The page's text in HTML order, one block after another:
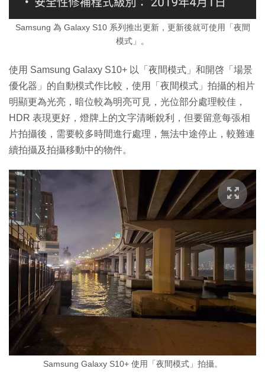
Samsung 為 Galaxy S10 系列推出更新，更新後就可使用「夜間
模式」。
使用 Samsung Galaxy S10+ 以「夜間模式」和開啓「場景
優化器」的自動模式作比較，使用「夜間模式」拍攝的相片
明顯更為光亮，暗位較為明亮可見，光位部分處理較佳，
HDR 表現更好，燈牌上的文字清晰銳利，但要留意每張相
片拍攝後，需要較多時間進行處理，無法中途停止，較難連
續拍攝及拍攝移動中的物件。
Samsung Galaxy S10+ 使用「夜間模式」拍攝。